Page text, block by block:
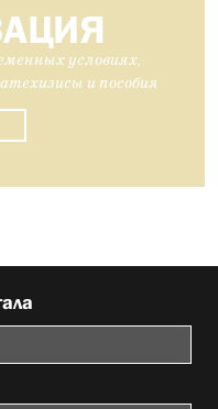
условиях,
и пособия